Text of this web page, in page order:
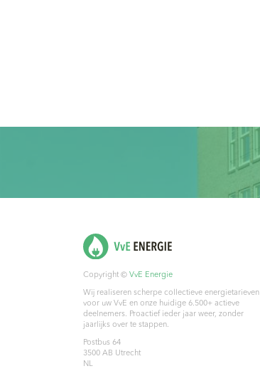
Copyright © VvE Energie
Wij realiseren scherpe collectieve energietarieven
voor uw VvE en onze huidige 6.500+ actieve
deelnemers. Proactief ieder jaar weer, zonder
jaarlijks over te stappen.
Postbus 64
3500 AB Utrecht
NL